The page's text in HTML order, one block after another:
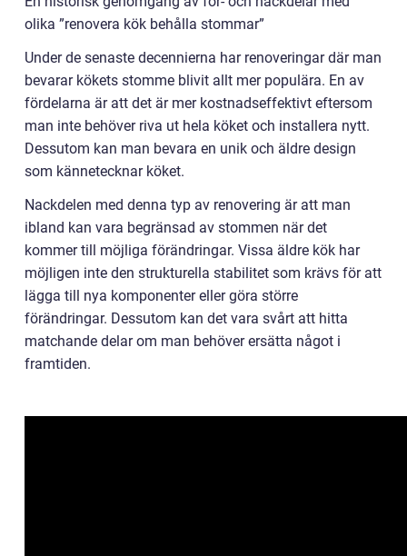
olika ”renovera kök behålla stommar”
Under de senaste decennierna har renoveringar där man
bevarar kökets stomme blivit allt mer populära. En av
fördelarna är att det är mer kostnadseffektivt eftersom
man inte behöver riva ut hela köket och installera nytt.
Dessutom kan man bevara en unik och äldre design
som kännetecknar köket.
Nackdelen med denna typ av renovering är att man
ibland kan vara begränsad av stommen när det
kommer till möjliga förändringar. Vissa äldre kök har
möjligen inte den strukturella stabilitet som krävs för att
lägga till nya komponenter eller göra större
förändringar. Dessutom kan det vara svårt att hitta
matchande delar om man behöver ersätta något i
framtiden.